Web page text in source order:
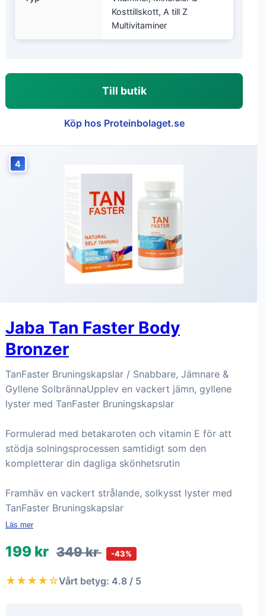
Kosttillskott, A till Z
Multivitaminer
Till butik
Köp hos Proteinbolaget.se
4
Jaba Tan Faster Body
Bronzer
TanFaster Bruningskapslar / Snabbare, Jämnare &
Gyllene SolbrännaUpplev en vackert jämn, gyllene
lyster med TanFaster Bruningskapslar
Formulerad med betakaroten och vitamin E för att
stödja solningsprocessen samtidigt som den
kompletterar din dagliga skönhetsrutin
Framhäv en vackert strålande, solkysst lyster med
TanFaster Bruningskapslar
Läs mer
199 kr 349 kr -43%
★★★★☆Vårt betyg: 4.8 / 5